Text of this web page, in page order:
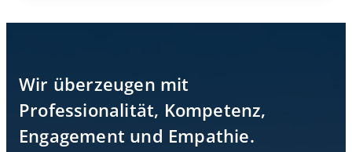
Wir überzeugen mit
Professionalität, Kompetenz,
Engagement und Empathie.